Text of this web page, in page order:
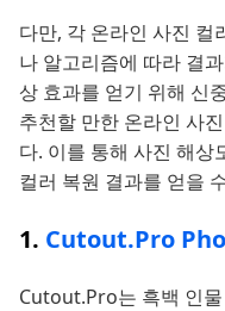
다만, 각 온라인 사진 컬
나 알고리즘에 따라 결
상 효과를 얻기 위해 신
추천할 만한 온라인 사
다. 이를 통해 사진 해상
컬러 복원 결과를 얻을
1. Cutout.Pro
Cutout.Pro는 흑백 인